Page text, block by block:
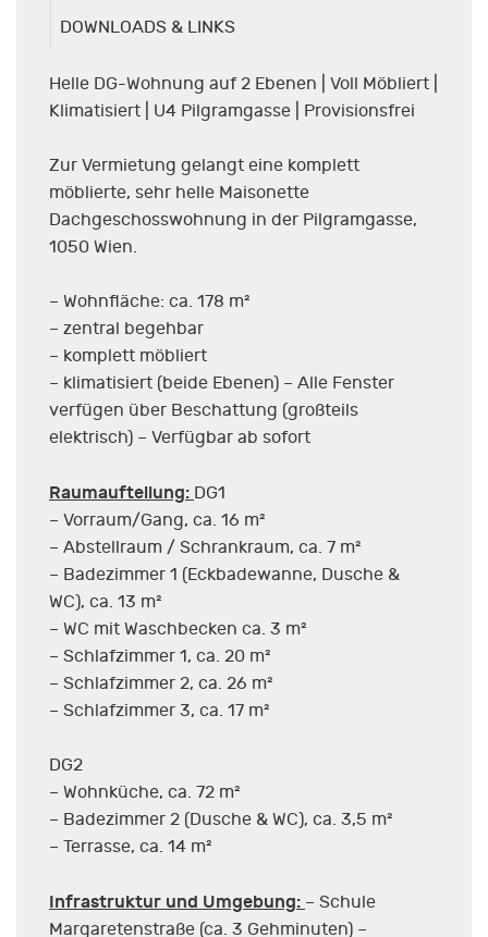
DOWNLOADS & LINKS
Helle DG-Wohnung auf 2 Ebenen | Voll Möbliert |
Klimatisiert | U4 Pilgramgasse | Provisionsfrei
Zur Vermietung gelangt eine komplett
möblierte, sehr helle Maisonette
Dachgeschosswohnung in der Pilgramgasse,
1050 Wien.
– Wohnfläche: ca. 178 m²
– zentral begehbar
– komplett möbliert
– klimatisiert (beide Ebenen) – Alle Fenster
verfügen über Beschattung (großteils
elektrisch) – Verfügbar ab sofort
Raumaufteilung: DG1
– Vorraum/Gang, ca. 16 m²
– Abstellraum / Schrankraum, ca. 7 m²
– Badezimmer 1 (Eckbadewanne, Dusche &
WC), ca. 13 m²
– WC mit Waschbecken ca. 3 m²
– Schlafzimmer 1, ca. 20 m²
– Schlafzimmer 2, ca. 26 m²
– Schlafzimmer 3, ca. 17 m²
DG2
– Wohnküche, ca. 72 m²
– Badezimmer 2 (Dusche & WC), ca. 3,5 m²
– Terrasse, ca. 14 m²
Infrastruktur und Umgebung: – Schule
Margaretenstraße (ca. 3 Gehminuten) –